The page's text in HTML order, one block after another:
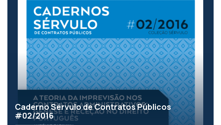
Caderno Sérvulo de Contratos Públicos
#02/2016